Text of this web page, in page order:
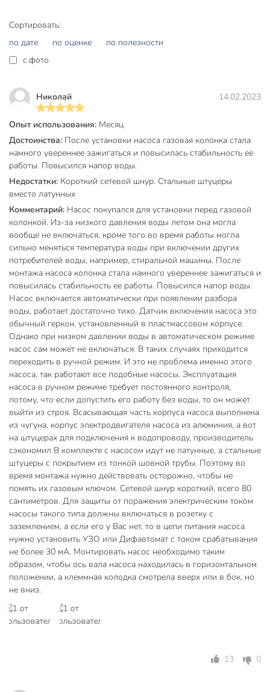
Устройство:
повышения давления JEMIX WP-15/9-25 перекачиваемая
вода проходит через корпус электродвигателя, при этом
происходит охлаждение электродвигателя и
Корпус насосов изготовлен из алюминия,
крыльчатка из полимера (PPO), всасывающая части из
чугуна.Насосы монтируются непосредственно в магистраль
водоснабжения.Три режима работы (трех позиционная
ручка регулировки), выбираемые ручным переключением
ручки на клеммной коробке.
Установка:
Установка насоса должна производиться только после
выполнения всех сварочных и паяльных работ и
промывки труб. Устанавливайте насос повышения
давления JEMIX WP-15/9-25в легкодоступном месте, чтобы
его можно было легко проверить или заменить.Установка
производится непосредственно на трубопроводе,
предпочтительно в вертикальном положении, ни в коем
случае не в нижней точке (чтобы предотвратить
накопление отложений в насосе и его блокировку).Вес
трубопровода не должен передаваться на насос. Стрелка
на корпусе насоса указывает направление потока.
Запорные краны должны быть установлены до и после
насоса, чтобы облегчить проведение работ по
обслуживанию, проверке, замене и т. п.В то же время
необходимо выполнять установку так, чтобы в случае
протечки вода не попадала на электродвигатель и
клеммную коробку насоса. Насос следует, по возможности,
устанавливать как можно дальше от трубных изгибов,
колен и узлов разветвления, чтобы избежать турбулентных
вихрей в потоке всасывания, вызывающих повышенный
шум во время работы насоса. Насос повышения давления
JEMIX WP-15/9-25 ВСЕГДА устанавливайте так, чтобы
обеспечить ось вала насоса в горизонтальном положении,
а клеммной коробки сверху или сбоку. Монтажные работы
проводите таким образом, чтобы исключить попадание
капель жидкости на электродвигатель и клеммную
коробку как во время установки, так и во время
технического обслуживания.
в извлечении электродвигателя из кожуха насоса, то при
установке его на место тщательно проверьте правильность
Сортировать:
по дате
по оценке
по полезности
c фото
Николай 14.02.2023
Опыт использования: Месяц
Достоинства: После установки насоса газовая колонка стала
намного увереннее зажигаться и повысилась стабильность ее
работы. Повысился напор воды.
Недостатки: Короткий сетевой шнур. Стальные штуцеры
вместо латунных
Комментарий: Насос покупался для установки перед газовой
колонкой. Из-за низкого давления воды летом она могла
вообще не включаться, кроме того во время работы могла
сильно меняться температура воды при включении других
потребителей воды, например, стиральной машины. После
монтажа насоса колонка стала намного увереннее зажигаться и
повысилась стабильность ее работы. Повысился напор воды.
Насос включается автоматически при появлении разбора
воды, работает достаточно тихо. Датчик включения насоса это
обычный геркон, установленный в пластмассовом корпусе.
Однако при низком давлении воды в автоматическом режиме
насос сам может не включаться. В таких случаях приходится
переходить в ручной режим. И это не проблема именно этого
насоса, так работают все подобные насосы. Эксплуатация
насоса в ручном режиме требует постоянного контроля,
потому, что если допустить его работу без воды, то он может
выйти из строя. Всасывающая часть корпуса насоса выполнена
из чугуна, корпус электродвигателя насоса из алюминия, а вот
на штуцерах для подключения к водопроводу, производитель
сэкономил В комплекте с насосом идут не латунные, а стальные
штуцеры с покрытием из тонкой шовной трубы. Поэтому во
время монтажа нужно действовать осторожно, чтобы не
помять их газовым ключом. Сетевой шнур короткий, всего 80
сантиметров. Для защиты от поражения электрическим током
насосы такого типа должны включаться в розетку с
заземлением, а если его у Вас нет, то в цепи питания насоса
нужно установить УЗО или Дифавтомат с током срабатывания
не более 30 мА. Монтировать насос необходимо таким
образом, чтобы ось вала насоса находилась в горизонтальном
положении, а клеммная колодка смотрела вверх или в бок, но
не вниз.
13 0